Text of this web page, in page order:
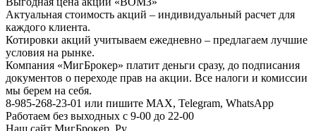
Актуальная стоимость акций – индивидуальный расчет для
каждого клиента.
Котировки акций учитываем ежедневно – предлагаем лучшие
условия на рынке.
Компания «МигБрокер» платит деньги сразу, до подписания
документов о переходе прав на акции. Все налоги и комиссии
мы берем на себя.
8-985-268-23-01 или пишите MAX, Telegram, WhatsApp
Работаем без выходных с 9-00 до 22-00
Наш сайт МигБрокер. Ру